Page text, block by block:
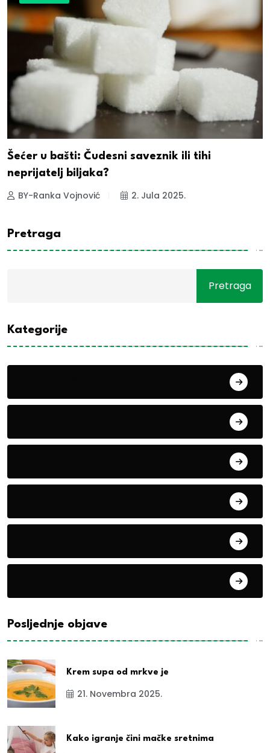
Šećer u bašti: Čudesni saveznik ili tihi
neprijatelj biljaka?
BY-Ranka Vojnović 2. Jula 2025.
Pretraga
Pretraga
Kategorije
Posljednje objave
Krem supa od mrkve je
21. Novembra 2025.
Kako igranje čini mačke sretnima